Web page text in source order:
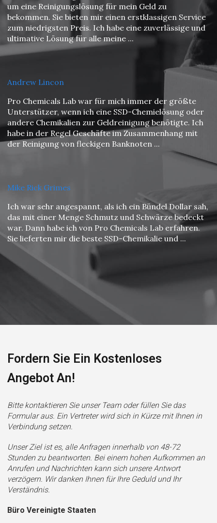
um eine Reinigungslösung für mein Geld zu
bekommen. Sie bieten mir einen erstklassigen Service
zum niedrigsten Preis. Ich habe eine zuverlässige und
ultimative Lösung für alle meine ...
Andrew Lincon
Pro Chemicals Lab war für mich immer der größte
Unterstützer, wenn ich eine SSD-Chemielösung oder
andere Chemikalien zur Geldreinigung benötigte. Ich
habe in der Regel Geschäfte im Zusammenhang mit
der Reinigung von fleckigen Banknoten ...
Mike Rick Grimes
Ich war sehr angespannt, als ich ein Bündel Dollar sah,
das mit einer Menge Schmutz und Schwärze bedeckt
war. Dann habe ich von Pro Chemicals Lab erfahren.
Sie lieferten mir die beste SSD-Chemikalie und ...
Fordern Sie Ein Kostenloses
Angebot An!
Bitte kontaktieren Sie unser Team oder füllen Sie das
Formular aus. Ein Vertreter wird sich in Kürze mit Ihnen in
Verbindung setzen.
Unser Ziel ist es, alle Anfragen innerhalb von 48-72
Stunden zu beantworten. Bei einem hohen Aufkommen an
Anrufen und Nachrichten kann sich unsere Antwort
verzögern. Wir danken Ihnen für Ihre Geduld und Ihr
Verständnis.
Büro Vereinigte Staaten